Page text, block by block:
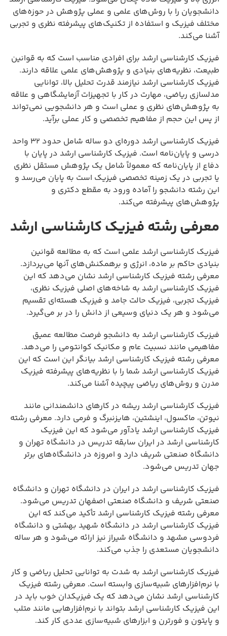
دانشجویان را با روش‌های علمی و عملی پژوهش در حوزه‌های
مختلف فیزیک و استفاده از تکنیک‌های پیشرفته نظری و تجربی
آشنا می‌کند.
فیزیک کارشناسی ارشد برای افرادی مناسب است که به قوانین
طبیعت، نظریه‌های بنیادی و پژوهش‌های علمی علاقه دارند.
فیزیک کارشناسی ارشد نیازمند قدرت تحلیل بالا، توانایی
مدلسازی ریاضی، مهارت در کار با تجهیزات آزمایشگاهی و علاقه
به پژوهش‌های نظری و عملی است و هر دانشجویی نمی‌تواند
از پس این حجم از مفاهیم تخصصی و کار عملی برآید.
فیزیک کارشناسی ارشد دوره‌ای دو ساله شامل حدود ۳۲ واحد
درسی و پایان‌نامه است. فیزیک کارشناسی ارشد در پایان با
دفاع از پایان‌نامه که معمولاً شامل یک پژوهش مستقل نظری
یا تجربی در یک زمینه تخصصی فیزیک است به پایان می‌رسد و
این رشته دانشجو را آماده ورود به مقطع دکتری و
پژوهش‌های پیشرفته می‌کند.
معرفی رشته فیزیک کارشناسی ارشد
فیزیک کارشناسی ارشد علمی است که به مطالعه قوانین
بنیادی حاکم بر ماده، انرژی و برهمکنش‌های آنها می‌پردازد.
معرفی رشته فیزیک کارشناسی ارشد نشان می‌دهد که این
فیزیک کارشناسی ارشد به شاخه‌های اصلی فیزیک نظری،
فیزیک تجربی، فیزیک حالت جامد و فیزیک هسته‌ای تقسیم
می‌شود و هر یک دنیای وسیعی از دانش را در بر می‌گیرد.
فیزیک کارشناسی ارشد به دانشجو فرصت مطالعه عمیق
مفاهیمی مانند نسبیت عام و مکانیک کوانتومی را می‌دهد.
معرفی رشته فیزیک کارشناسی ارشد بیانگر این است که این
فیزیک کارشناسی ارشد شما را با نظریه‌های پیشرفته فیزیک
مدرن و روش‌های ریاضی پیچیده آشنا می‌کند.
فیزیک کارشناسی ارشد ریشه در کارهای دانشمندانی مانند
نیوتن، ماکسول، اینشتین، هایزنبرگ و فرمی دارد. معرفی رشته
فیزیک کارشناسی ارشد یادآور می‌شود که این فیزیک
کارشناسی ارشد در ایران سابقه تدریس در دانشگاه تهران و
دانشگاه صنعتی شریف دارد و امروزه در دانشگاه‌های برتر
جهان تدریس می‌شود.
فیزیک کارشناسی ارشد در ایران در دانشگاه تهران و دانشگاه
صنعتی شریف و دانشگاه صنعتی اصفهان تدریس می‌شود.
معرفی رشته فیزیک کارشناسی ارشد تأکید می‌کند که این
فیزیک کارشناسی ارشد در دانشگاه شهید بهشتی و دانشگاه
فردوسی مشهد و دانشگاه شیراز نیز ارائه می‌شود و هر ساله
دانشجویان مستعدی را جذب می‌کند.
فیزیک کارشناسی ارشد به شدت به توانایی تحلیل ریاضی و کار
با نرم‌افزارهای شبیه‌سازی وابسته است. معرفی رشته فیزیک
کارشناسی ارشد نشان می‌دهد که یک فیزیکدان خوب باید در
این فیزیک کارشناسی ارشد بتواند با نرم‌افزارهایی مانند متلب
و پایتون و فورترن و ابزارهای شبیه‌سازی عددی کار کند.